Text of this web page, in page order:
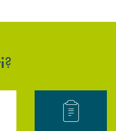
?
assistenza immediata?
Hai bisogno di